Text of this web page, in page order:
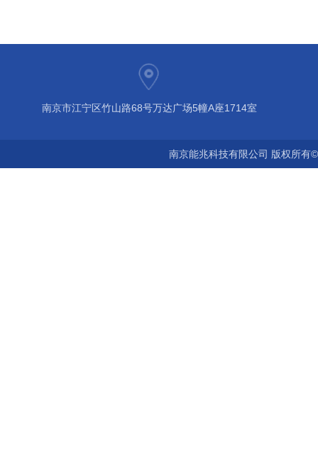
南京市江宁区竹山路68号万达广场5幢A座1714室
南京能兆科技有限公司 版权所有